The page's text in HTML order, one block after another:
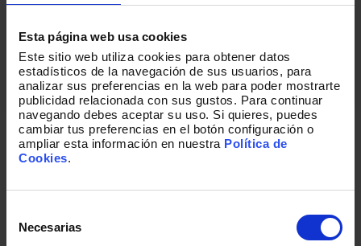
Esta página web usa cookies
Este sitio web utiliza cookies para obtener datos
estadísticos de la navegación de sus usuarios, para
analizar sus preferencias en la web para poder mostrarte
publicidad relacionada con sus gustos. Para continuar
navegando debes aceptar su uso. Si quieres, puedes
cambiar tus preferencias en el botón configuración o
ampliar esta información en nuestra Política de
Cookies.
Necesarias
Puedes cancelar tu suscripción en cualquier momento. Lee aquí
nuestrapolítica de privacidad